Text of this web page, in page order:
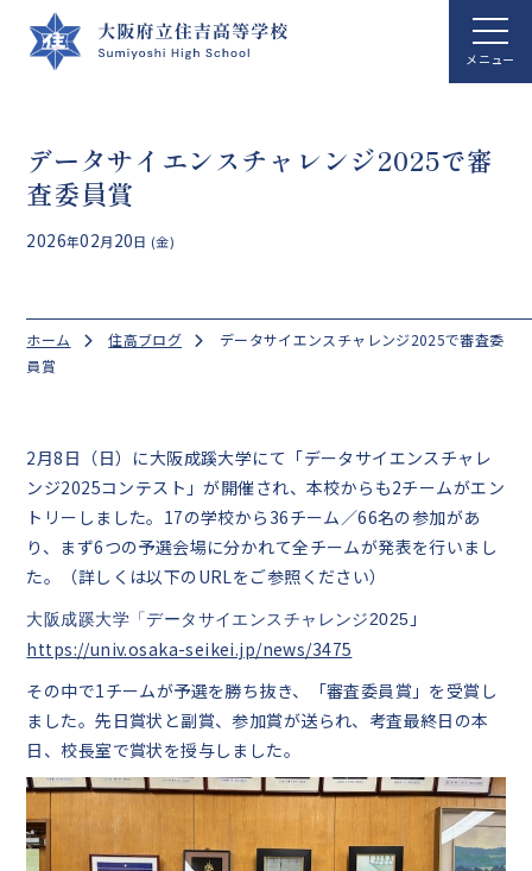
ホーム
学校案内
学校生活
国際文化科
クラブ活動
アクセス
中学生の皆様へ
在校生・保護者の皆様へ
卒業生の皆様へ
English
データサイエンスチャレンジ2025で審
査委員賞
2026年02月20日 (金)
ホーム 住高ブログ
データサイエンスチャレンジ2025で審査委
員賞
2月8日（日）に大阪成蹊大学にて「データサイエンスチャレ
ンジ2025コンテスト」が開催され、本校からも2チームがエン
トリーしました。17の学校から36チーム／66名の参加があ
り、まず6つの予選会場に分かれて全チームが発表を行いまし
た。（詳しくは以下のURLをご参照ください）
大阪成蹊大学「データサイエンスチャレンジ2025 」
https://univ.osaka-seikei.jp/news/3475
その中で1チームが予選を勝ち抜き、「審査委員賞」を受賞し
ました。先日賞状と副賞、参加賞が送られ、考査最終日の本
日、校長室で賞状を授与しました。